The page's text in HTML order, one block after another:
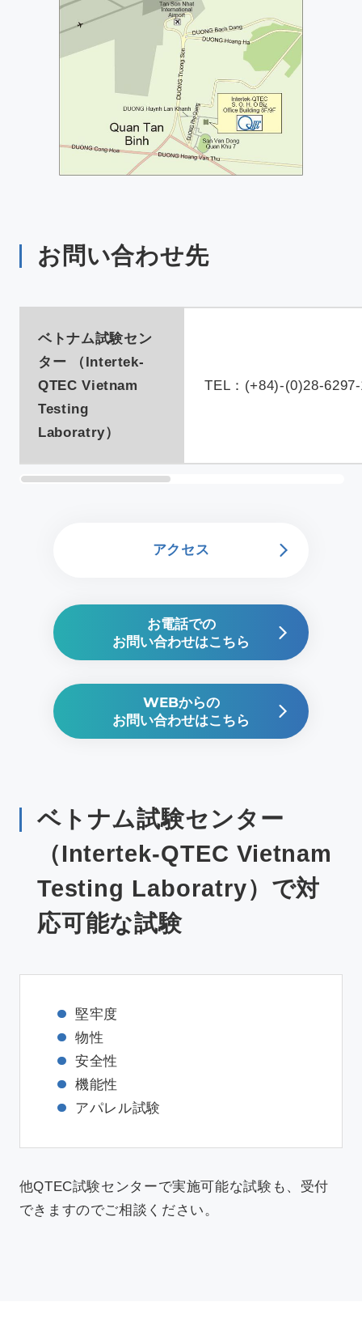
お問い合わせ先
ベトナム試験セン
ター （Intertek-
QTEC Vietnam
Testing
Laboratry）
TEL：(+84)-(0)28-
アクセス
お電話での
お問い合わせはこちら
WEBからの
お問い合わせはこちら
ベトナム試験センター
（Intertek-QTEC Vietnam
Testing Laboratry）で対
応可能な試験
堅牢度
物性
安全性
機能性
アパレル試験
他QTEC試験センターで実施可能な試験も、受付
できますのでご相談ください。